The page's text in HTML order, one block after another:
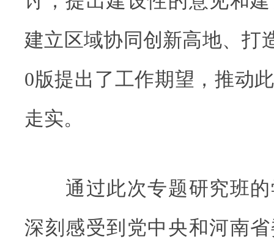
建立区域协同创新高地、打
0版提出了工作期望，推动
走实。
通过此次专题研究班的
深刻感受到党中央和河南